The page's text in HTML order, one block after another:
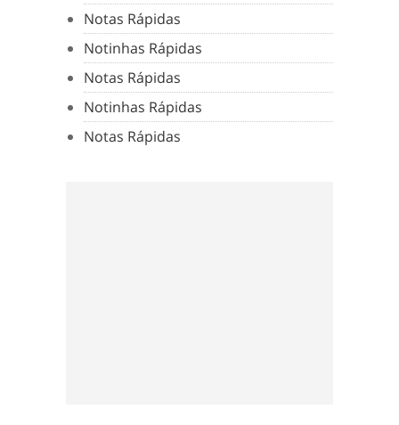
Notas Rápidas
Notinhas Rápidas
Notas Rápidas
Notinhas Rápidas
Notas Rápidas